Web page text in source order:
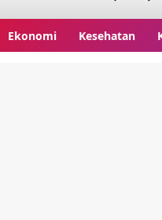
Ekonomi Kesehatan